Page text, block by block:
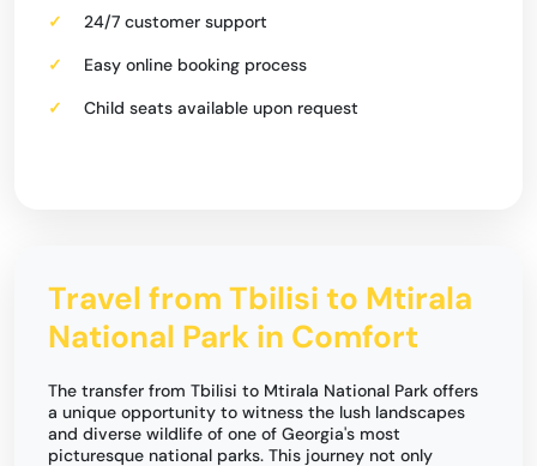
24/7 customer support
Easy online booking process
Child seats available upon request
Travel from Tbilisi to Mtirala
National Park in Comfort
The transfer from Tbilisi to Mtirala National Park offers
a unique opportunity to witness the lush landscapes
and diverse wildlife of one of Georgia's most
picturesque national parks. This journey not only